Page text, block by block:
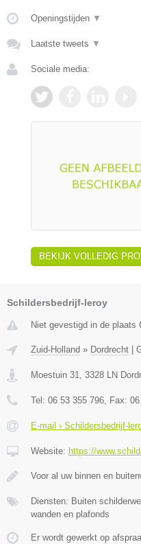
Openingstijden ▼
Laatste tweets ▼
Sociale media:
BEKIJK VOLLEDIG
Schildersbedrijf-leroy
Niet gevestigd in de plaats
Zuid-Holland » Dordrecht
Moestuin 31 3328 LN
Tel: 06 53 355 796 , Fax:
E-mail › Schildersbedrijf-
Website: https://
Voor al uw binnen en
Diensten: Buiten
wanden en plafonds
Er wordt gewerkt op